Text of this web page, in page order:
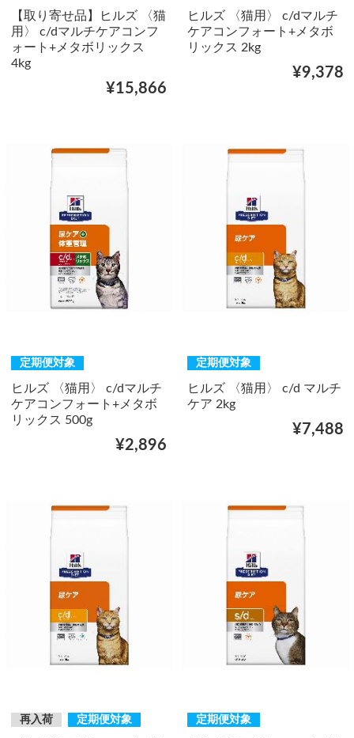
【取り寄せ品】ヒルズ 〈猫
用〉 c/dマルチケアコンフ
ォート+メタボリックス
4kg
¥15,866
ヒルズ 〈猫用〉 c/dマルチ
ケアコンフォート+メタボ
リックス 2kg
¥9,378
定期便対象
ヒルズ 〈猫用〉 c/dマルチ
ケアコンフォート+メタボ
リックス 500g
¥2,896
定期便対象
ヒルズ 〈猫用〉 c/d マルチ
ケア 2kg
¥7,488
再入荷 定期便対象 定期便対象